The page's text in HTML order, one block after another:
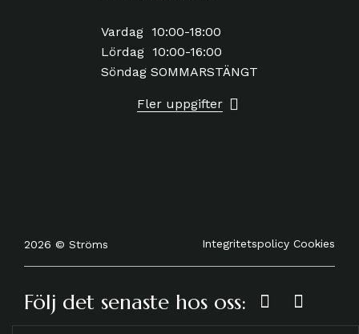
Vardag 10:00-18:00
Lördag 10:00-16:00
Söndag SOMMARSTÄNGT
Fler uppgifter
2026 © Ströms Integritetspolicy Cookies
Följ det senaste hos oss: